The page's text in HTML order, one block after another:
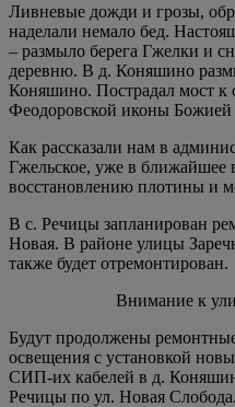
Ливневые дожди и грозы,
наделали немало бед.
– размыло берега Гжелки и
деревню. В д. Коняшино
Коняшино. Пострадал мост к
Феодоровской иконы
Как рассказали нам в
Гжельское, уже в ближайшее
восстановлению плотины и
В с. Речицы запланирован
Новая. В районе улицы
также будет отремонтирован.
Внимание к
Будут продолжены
освещения с установкой
СИП-их кабелей в д.
Речицы по ул. Новая